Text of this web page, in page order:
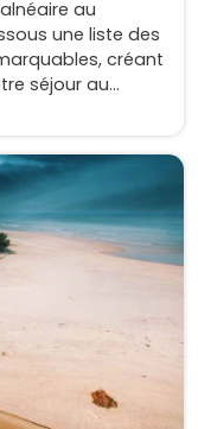
au
une liste des
créant
séjour au